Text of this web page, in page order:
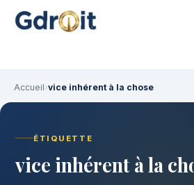
Accueil›vice inhérent à la chose
ÉTIQUETTE
vice inhérent à la